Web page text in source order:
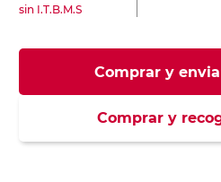
sin I.T.B.M.S
Comprar y
Comprar y